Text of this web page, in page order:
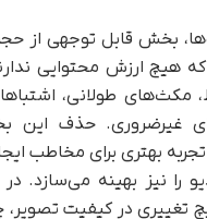
بخش قابل توجهی از
ارزش محتوایی
مکث‌های طولانی،
غیرضروری. حذف این
بهتری برای مخاطب
را نیز بهینه می‌سازد. در
تغییری در کیفیت تصویر،